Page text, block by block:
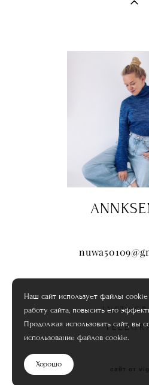
сайт от
Наш сайт использует файлы
работу сайта, повысить его
Продолжая использовать сайт, вы
использование файлов cookie.
Хорошо